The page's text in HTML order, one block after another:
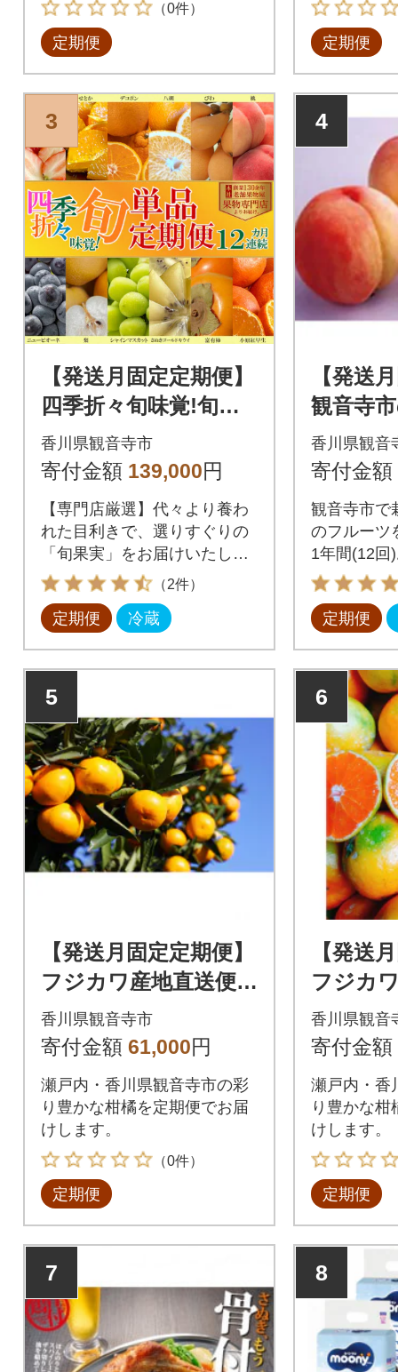
（0件）
定期便 定期便
3
【発送月固定定期便】
四季折々旬味覚!旬の
果実12ヶ月連続単品定
期便♪全12回
香川県観音寺市
寄付金額 139,000円
【専門店厳選】代々より養わ
れた目利きで、選りすぐりの
「旬果実」をお届けいたしま
す!
（2件）
定期便 冷蔵
4
【発送
観音寺
ツを中
2回
香川県観音
寄付金額
観音寺市で
のフルーツ
1年間(12回
定期便
5
【発送月固定定期便】
フジカワ産地直送便・
季節の彩どり柑橘セ
ット全5回
香川県観音寺市
寄付金額 61,000円
瀬戸内・香川県観音寺市の彩
り豊かな柑橘を定期便でお届
けします。
（0件）
定期便
6
【発送
フジカ
季節の
ット全6
香川県観音
寄付金額
瀬戸内・香
り豊かな柑
けします。
定期便
7 8